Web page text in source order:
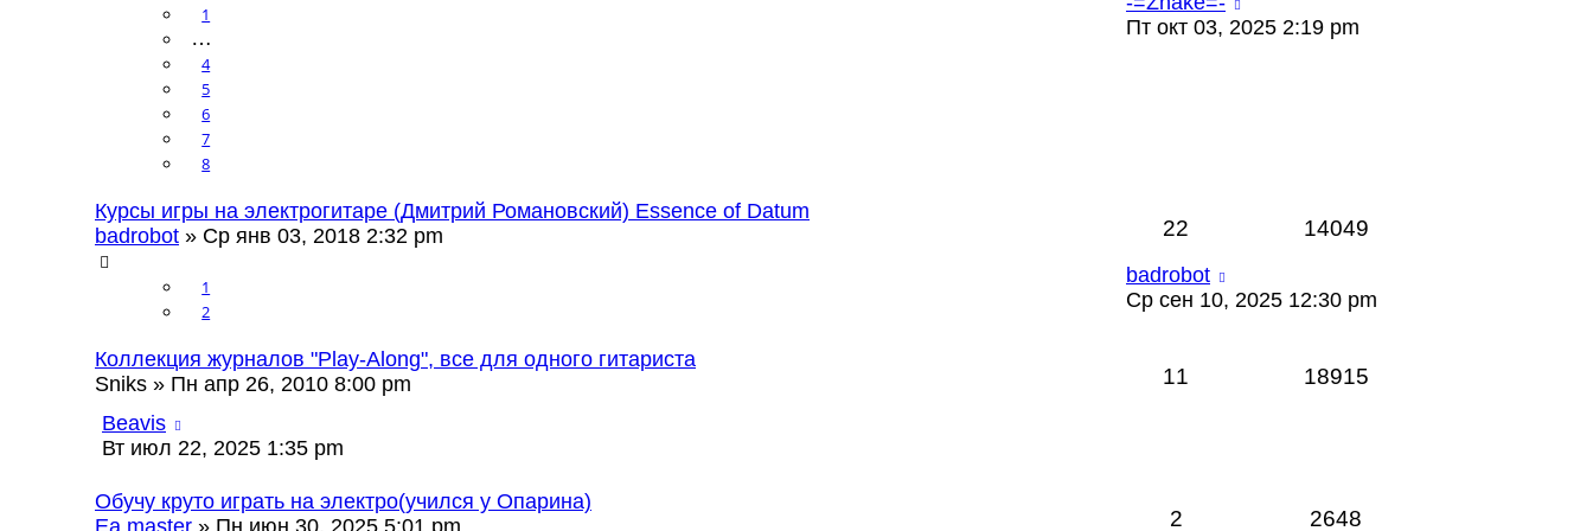
1
…
4
5
6
7
8
Пт окт 03, 2025 2:19 pm
Курсы игры на электрогитаре (Дмитрий Романовский) Essence of Datum
badrobot » Ср янв 03, 2018 2:32 pm
1
2
22 14049
badrobot
Ср сен 10, 2025 12:30 pm
Коллекция журналов "Play-Along", все для одного гитариста
Sniks » Пн апр 26, 2010 8:00 pm 11 18915
Beavis
Вт июл 22, 2025 1:35 pm
Обучу круто играть на электро(учился у Опарина)
Ea master » Пн июн 30, 2025 5:01 pm 2 2648